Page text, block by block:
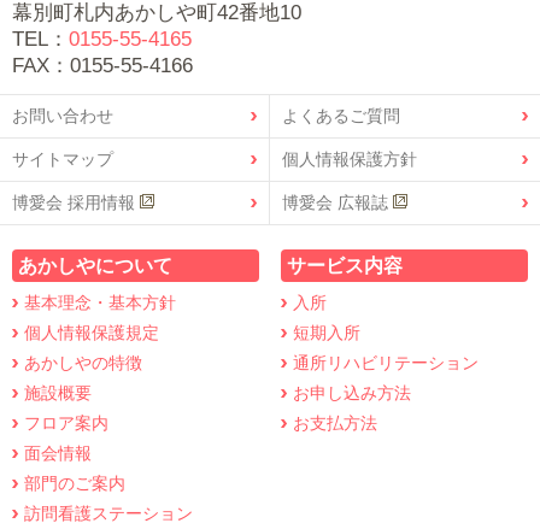
幕別町札内あかしや町42番地10
TEL： 0155-55-4165
FAX：0155-55-4166
お問い合わせ よくあるご質問
サイトマップ 個人情報保護方針
博愛会 採用情報 博愛会 広報誌
あかしやについて
基本理念・基本方針
個人情報保護規定
あかしやの特徴
施設概要
フロア案内
面会情報
部門のご案内
訪問看護ステーション
サービス内容
入所
短期入所
通所リハビリテーション
お申し込み方法
お支払方法